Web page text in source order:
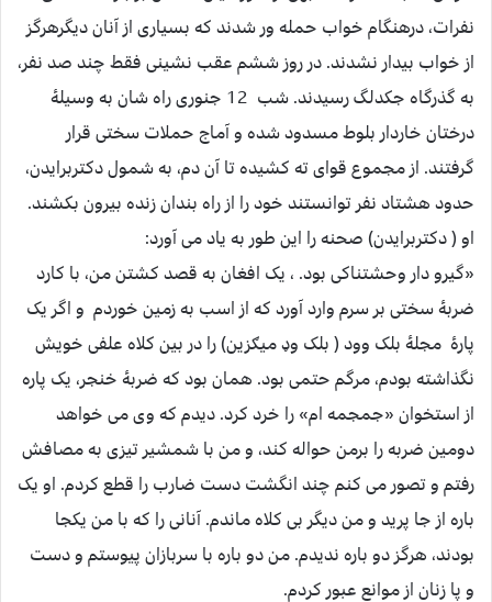
نفرات، درهنگام خواب حمله ور شدند که بسیاری از آنان دیگرهرگز
از خواب بیدار نشدند. در روز ششم عقب نشینی فقط چند صد نفر،
به گذرگاه جکدلگ رسیدند. شب 12 جنوری راه شان به وسیلۀ
درختان خاردار بلوط مسدود شده و آماج حملات سختی قرار
گرفتند. از مجموع قوای ته کشیده تا آن دم، به شمول دکتربرایدن،
حدود هشتاد نفر توانستند خود را از راه بندان زنده بیرون بکشند.
او ( دکتربرایدن) صحنه را این طور به یاد می آورد:
«گیرو دار وحشتناکی بود. ، یک افغان به قصد کشتن من، با کارد
ضربۀ سختی بر سرم وارد آورد که از اسب به زمین خوردم و اگر یک
پارۀ مجلۀ بلک وود ( بلک وډ میګزین) را در بین کلاه علفی خویش
نگذاشته بودم، مرگم حتمی بود. همان بود که ضربۀ خنجر، یک پاره
از استخوان «جمجمه ام» را خرد کرد. دیدم که وی می خواهد
دومین ضربه را برمن حواله کند، و من با شمشیر تیزی به مصافش
رفتم و تصور می کنم چند انگشت دست ضارب را قطع کردم. او یک
باره از جا پرید و من دیگر بی کلاه ماندم. آنانی را که با من یکجا
بودند، هرگز دو باره ندیدم. من دو باره با سربازان پیوستم و دست
و پا زنان از موانع عبور کردم.